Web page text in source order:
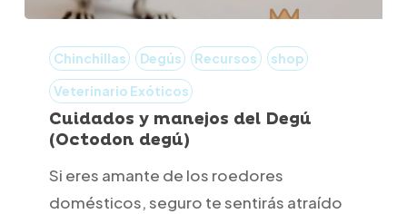
manejos
Degú
(Octodon
degú)
Chinchillas Degús Recursos
shop
Veterinario Exóticos
Cuidados y manejos del Degú
(Octodon degú)
Si eres amante de los roedores
domésticos, seguro te sentirás atraído